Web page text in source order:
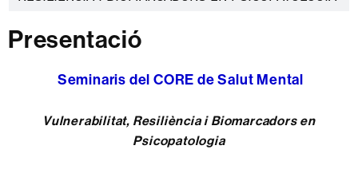
Presentació
Seminaris del CORE de Salut Mental
Vulnerabilitat, Resiliència i Biomarcadors en
Psicopatologia